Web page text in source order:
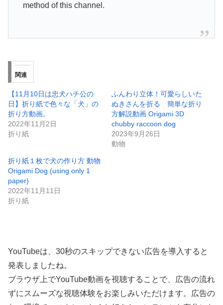
method of this channel.
関連
【11月10日は忠犬ハチ公の
日】折り紙で色々な「犬」の
折り方動画。
2022年11月2日
折り紙
ふんわり立体！可愛らしいた
ぬきさんを折る 簡単な折り
方解説動画 Origami 3D
chubby raccoon dog
2023年9月26日
動物
折り紙１枚で犬の作り方 動物
Origami Dog (using only 1
paper)
2022年11月11日
折り紙
YouTubeは、30秒のスキップできない広告を導入すると
発表しましたね。
ブラウザ上でYouTube動画を視聴することで、広告の流れ
ずにスムーズな視聴体験をお楽しみいただけます。広告の